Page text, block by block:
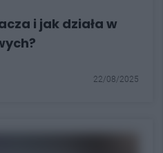
i jak działa w
22/08/2025